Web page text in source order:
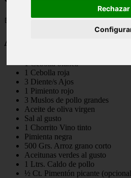
Rechazar
📅 16/05/2025
Arroz con pollo y
1 Cebolla blanca
1 Cebolla roja
3 Diente/s Ajos
1 Pimiento rojo
3 Muslos de pollo grandes
Aceite de oliva virgen
Sal al gusto
1 Chorrito Vino tinto
Pimienta negra
500 Grs. Arroz grano corto
Aceitunas verdes al gusto
1 Ltrs. Caldo de pollo
½ Ct. Pimentón picante